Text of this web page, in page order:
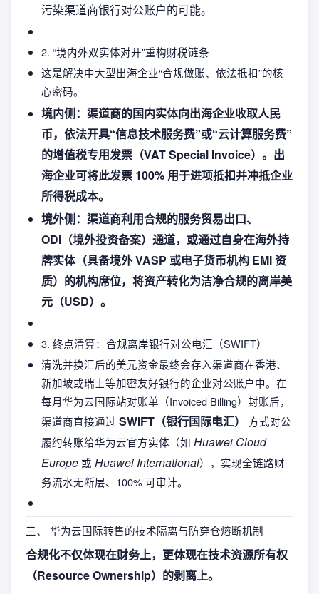
污染渠道商银行对公账户的可能。
2. “境内外双实体对开”重构财税链条
这是解决中大型出海企业“合规做账、依法抵扣”的核
心密码。
境内侧：渠道商的国内实体向出海企业收取人民
币，依法开具“信息技术服务费”或“云计算服务费”
的增值税专用发票（VAT Special Invoice）。出
海企业可将此发票 100% 用于进项抵扣并冲抵企业
所得税成本。
境外侧：渠道商利用合规的服务贸易出口、
ODI（境外投资备案）通道，或通过自身在海外持
牌实体（具备境外 VASP 或电子货币机构 EMI 资
质）的机构席位，将资产转化为洁净合规的离岸美
元（USD）。
3. 终点清算：合规离岸银行对公电汇（SWIFT）
清洗并换汇后的美元资金最终会存入渠道商在香港、
新加坡或瑞士等加密友好银行的企业对公账户中。在
每月华为云国际站对账单（Invoiced Billing）封账后，
渠道商直接通过 SWIFT（银行国际电汇）
方式对公
履约转账给华为云官方实体（如 Huawei Cloud
Europe 或 Huawei International），实现全链路财
务流水无断层、100% 可审计。
三、 华为云国际转售的技术隔离与防穿仓熔断机制
合规化不仅体现在财务上，更体现在技术资源所有权
（Resource Ownership）的剥离上。